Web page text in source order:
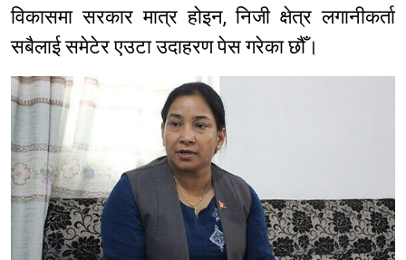
विकासमा सरकार मात्र होइन, निजी क्षेत्र लगानीकर्ता
सबैलाई समेटेर एउटा उदाहरण पेस गरेका छौँ।